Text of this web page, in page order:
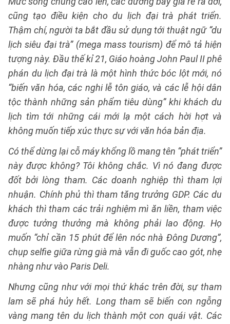
cũng tạo điều kiện cho du lịch đại trà phát triển.
Thậm chí, người ta bắt đầu sử dụng tới thuật ngữ “du
lịch siêu đại trà” (mega mass tourism) để mô tả hiện
tượng này. Đầu thế kỉ 21, Giáo hoàng John Paul II phê
phán du lịch đại trà là một hình thức bóc lột mới, nó
“biến văn hóa, các nghi lễ tôn giáo, và các lễ hội dân
tộc thành những sản phẩm tiêu dùng” khi khách du
lịch tìm tới những cái mới lạ một cách hời hợt và
không muốn tiếp xúc thực sự với văn hóa bản địa.
Có thể dừng lại cỗ máy khổng lồ mang tên “phát triển”
này được không? Tôi không chắc. Vì nó đang được
đốt bởi lòng tham. Các doanh nghiệp thì tham lợi
nhuận. Chính phủ thì tham tăng trưởng GDP. Các du
khách thì tham các trải nghiệm mì ăn liền, tham việc
được tưởng thưởng mà không phải lao động. Họ
muốn “chỉ cần 15 phút để lên nóc nhà Đông Dương”,
chụp selfie giữa rừng già mà vẫn đi guốc cao gót, nhẹ
nhàng như vào Paris Deli.
Nhưng cũng như với mọi thứ khác trên đời, sự tham
lam sẽ phá hủy hết. Long tham sẽ biến con ngỗng
vàng mang tên du lịch thành một con quái vật. Các